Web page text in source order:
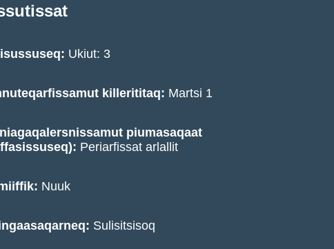
Ukiut: 3
killerititaq: Martsi 1
piumasaqaat
Periarfissat arlallit
Nuuk
Sulisitsisoq